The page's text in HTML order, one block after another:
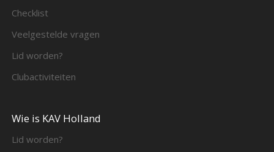
Checklist
Veelgestelde vragen
Lid worden?
Clubactiviteiten
Wie is KAV Holland
Lid worden?